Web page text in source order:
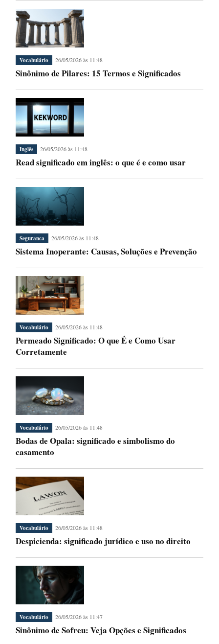
Vocabulário 26/05/2026 às 11:48
Sinônimo de Pilares: 15 Termos e Significados
Inglês 26/05/2026 às 11:48
Read significado em inglês: o que é e como usar
Seguranca 26/05/2026 às 11:48
Sistema Inoperante: Causas, Soluções e Prevenção
Vocabulário 26/05/2026 às 11:48
Permeado Significado: O que É e Como Usar
Corretamente
Vocabulário 26/05/2026 às 11:48
Bodas de Opala: significado e simbolismo do
casamento
Vocabulário 26/05/2026 às 11:48
Despicienda: significado jurídico e uso no direito
Vocabulário 26/05/2026 às 11:47
Sinônimo de Sofreu: Veja Opções e Significados